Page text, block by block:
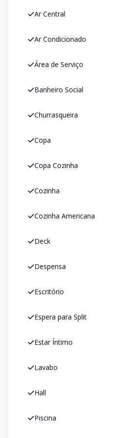
Ar Central
Ar Condicionado
Área de Serviço
Banheiro Social
Churrasqueira
Copa
Copa Cozinha
Cozinha
Cozinha Americana
Deck
Despensa
Escritório
Espera para Split
Estar Íntimo
Lavabo
Hall
Piscina